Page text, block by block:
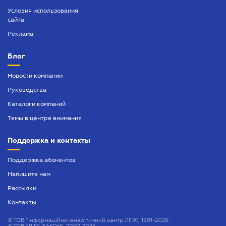
Таможенный юрист
Услуги адвокатского бюро
Условия использования
сайта
Реклама
Блог
Новости компании
Руководства
Каталоги компаний
Темы в центре внимания
Поддержка и контакты
Поддержка абонентов
Напишите нам
Рассылки
Контакты
©ТОВ "інформаційно-аналітичний центр ЛІГА", 1991-2026.